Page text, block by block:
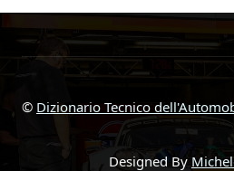
© Dizionario Tecnico
Designed By